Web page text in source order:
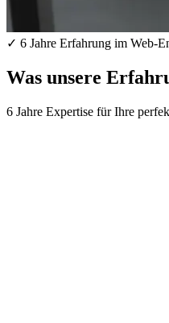
✓ 6 Jahre Erfahrung im Web-
Was unsere
6 Jahre Expertise für Ihre